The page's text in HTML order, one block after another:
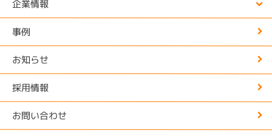
企業情報
事例
お知らせ
採用情報
お問い合わせ